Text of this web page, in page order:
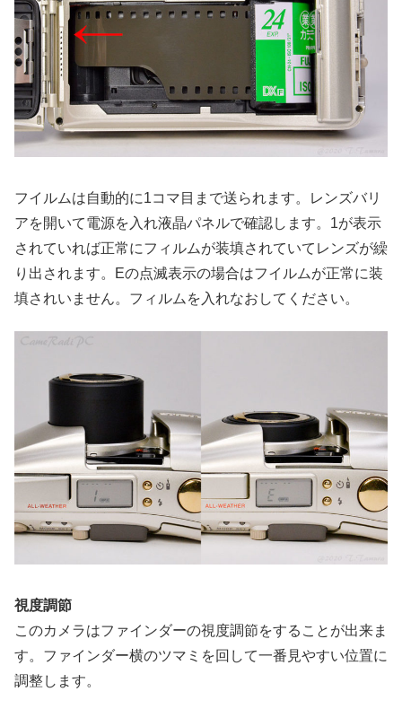
フイルムは自動的に1コマ目まで送られます。レンズバリ
アを開いて電源を入れ液晶パネルで確認します。1が表示
されていれば正常にフィルムが装填されていてレンズが繰
り出されます。Eの点滅表示の場合はフイルムが正常に装
填されいません。フィルムを入れなおしてください。
視度調節
このカメラはファインダーの視度調節をすることが出来ま
す。ファインダー横のツマミを回して一番見やすい位置に
調整します。